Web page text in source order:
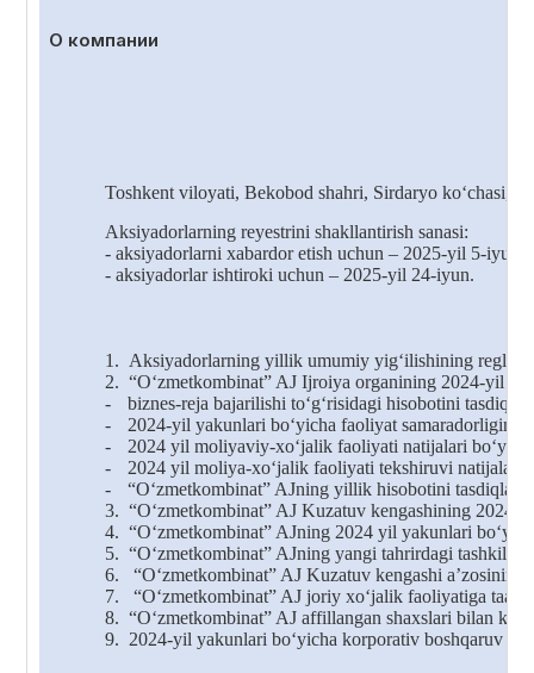
О компании
Toshkent viloyati, Bekobod shahri, Sirdaryo ko‘chasi,
Aksiyadorlarning reyestrini shakllantirish sanasi:
- aksiyadorlarni xabardoretishuchun – 2025-yil 5-iyun;
- aksiyadorlarishtirokiuchun – 2025-yil 24-iyun.
1. Aksiyadorlarning yillik umumiy yig‘ilishining
2. “O‘zmetkombinat” AJ Ijroiya organining 2024-yil
-
biznes-reja bajarilishi to‘g‘risidagi hisobotini
-
2024-yil yakunlari bo‘yicha faoliyat samaradorligini
-
2024 yil moliyaviy-xo‘jalik faoliyati natijalari
-
2024 yil moliya-xo‘jalik faoliyati tekshiruvi natijalari
-
“O‘zmetkombinat” AJning yillik hisobotini tasdiqlash.
3. “O‘zmetkombinat” AJ Kuzatuv kengashining
4. “O‘zmetkombinat” AJning 2024 yil yakunlari
5. “O‘zmetkombinat” AJning yangi tahrirdagi tashkiliy
6.
“O‘zmetkombinat” AJ Kuzatuv kengashi
7.
“O‘zmetkombinat” AJ joriy xo‘jalik faoliyatiga
8. “O‘zmetkombinat” AJ affillangan shaxslari bilan
9. 2024-yil yakunlari bo‘yicha korporativ boshqaruv